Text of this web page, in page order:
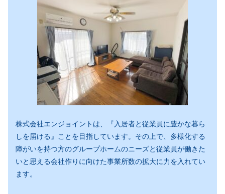
株式会社エンジョイントは、『入居者と従業員に豊かな暮ら
しを届ける』ことを目指しています。その上で、多様化する
障がいを持つ方のグループホームのニーズと従業員が働きた
いと思える会社作りに向けた事業所数の拡大に力を入れてい
ます。